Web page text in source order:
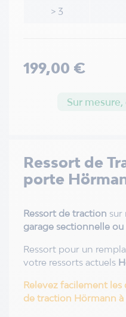
Ressort de
porte
Ressort de traction sur
garage sectionnelle
Ressort pour un
votre ressorts actuels
Relevez facilement
de traction Hörmann
> 3
199,00 €
Sur mesure,